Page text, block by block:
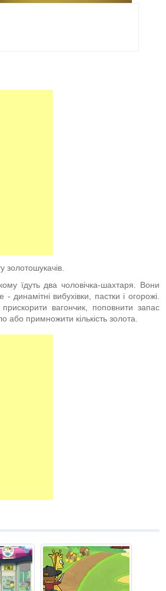
золотошукачів.
їдуть два чоловічка-шахтаря. Вони
вибухівки, пастки і огорожі.
вагончик, поповнити запас
примножити кількість золота.